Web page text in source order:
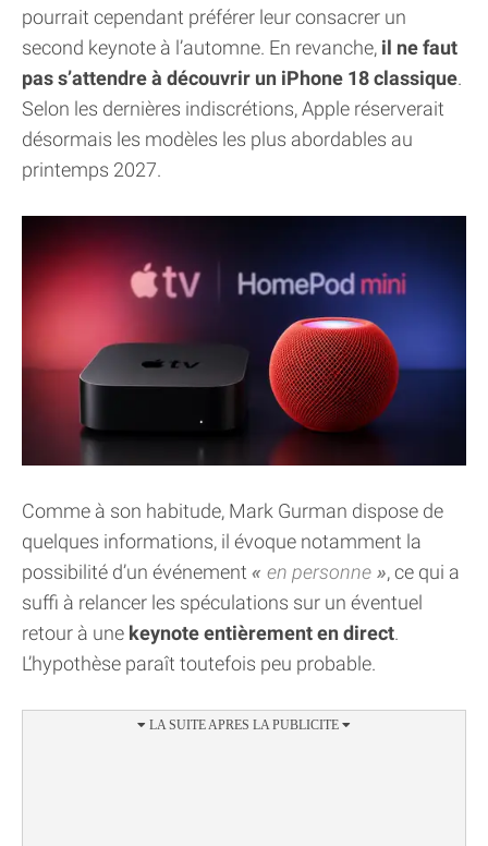
pourrait cependant préférer leur consacrer un
second keynote à l’automne. En revanche, il ne faut
pas s’attendre à découvrir un iPhone 18 classique.
Selon les dernières indiscrétions, Apple réserverait
désormais les modèles les plus abordables au
printemps 2027.
Comme à son habitude, Mark Gurman dispose de
quelques informations, il évoque notamment la
possibilité d’un événement
en personne
, ce qui a
suffi à relancer les spéculations sur un éventuel
retour à une keynote entièrement en direct.
L’hypothèse paraît toutefois peu probable.